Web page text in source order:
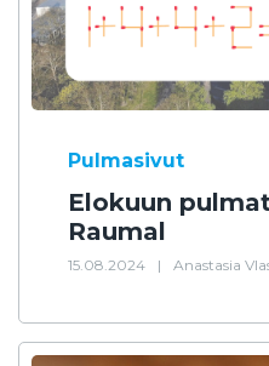
Pulmasivut
Elokuun
Raumal
15.08.2024 | Anastasia